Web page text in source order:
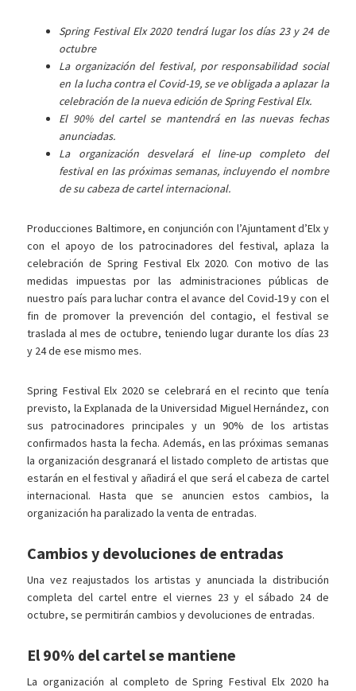
Spring Festival Elx 2020 tendrá lugar los días 23 y 24 de
octubre
La organización del festival, por responsabilidad social
en la lucha contra el Covid-19, se ve obligada a aplazar la
celebración de la nueva edición de Spring Festival Elx.
El 90% del cartel se mantendrá en las nuevas fechas
anunciadas.
La organización desvelará el line-up completo del
festival en las próximas semanas, incluyendo el nombre
de su cabeza de cartel internacional.
Producciones Baltimore, en conjunción con l’Ajuntament d’Elx y
con el apoyo de los patrocinadores del festival, aplaza la
celebración de Spring Festival Elx 2020. Con motivo de las
medidas impuestas por las administraciones públicas de
nuestro país para luchar contra el avance del Covid-19 y con el
fin de promover la prevención del contagio, el festival se
traslada al mes de octubre, teniendo lugar durante los días 23
y 24 de ese mismo mes.
Spring Festival Elx 2020 se celebrará en el recinto que tenía
previsto, la Explanada de la Universidad Miguel Hernández, con
sus patrocinadores principales y un 90% de los artistas
confirmados hasta la fecha. Además, en las próximas semanas
la organización desgranará el listado completo de artistas que
estarán en el festival y añadirá el que será el cabeza de cartel
internacional. Hasta que se anuncien estos cambios, la
organización ha paralizado la venta de entradas.
Cambios y devoluciones de entradas
Una vez reajustados los artistas y anunciada la distribución
completa del cartel entre el viernes 23 y el sábado 24 de
octubre, se permitirán cambios y devoluciones de entradas.
El 90% del cartel se mantiene
La organización al completo de Spring Festival Elx 2020 ha